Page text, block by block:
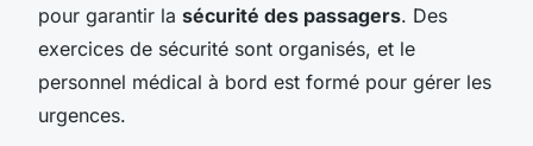
pour garantir la sécurité des passagers. Des
exercices de sécurité sont organisés, et le
personnel médical à bord est formé pour gérer les
urgences.